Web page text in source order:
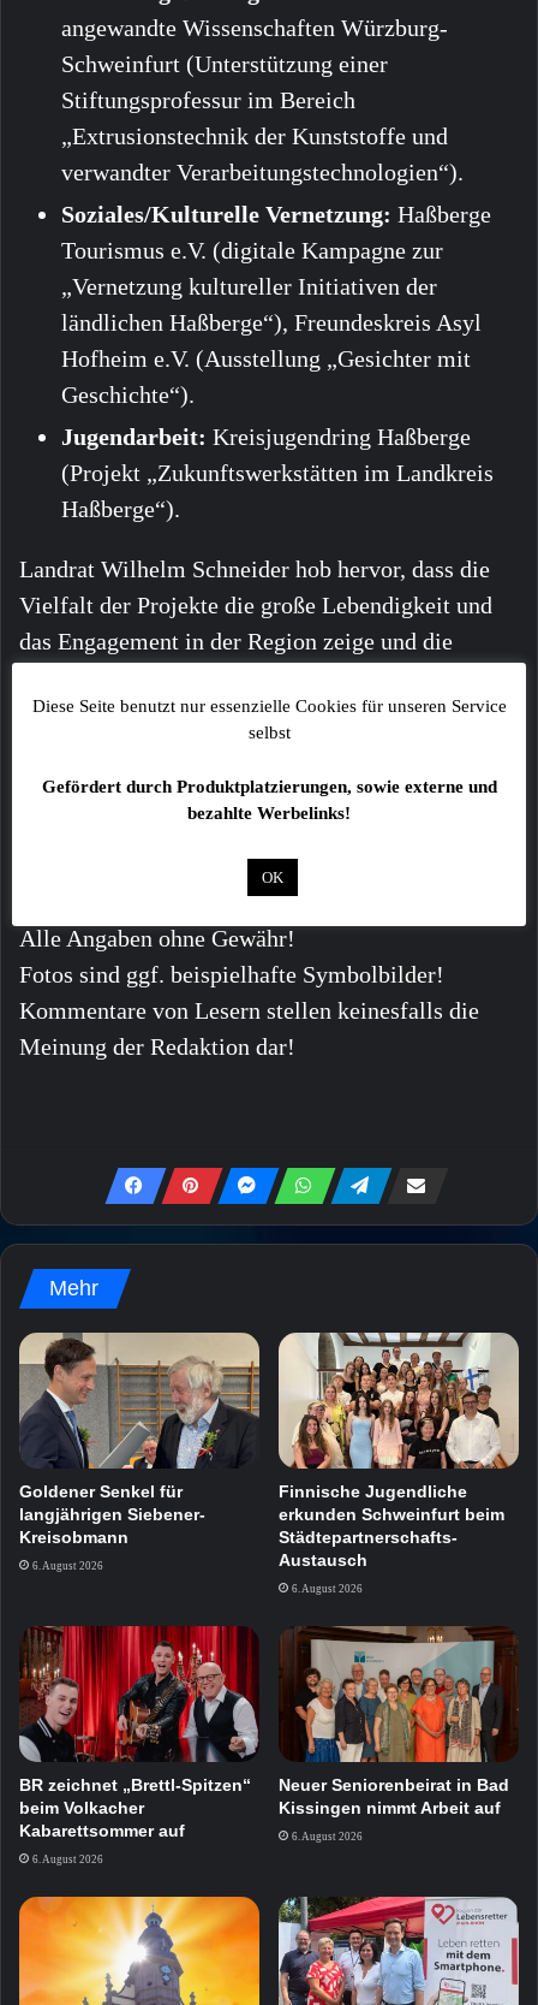
angewandte Wissenschaften Würzburg-
Schweinfurt (Unterstützung einer
Stiftungsprofessur im Bereich
„Extrusionstechnik der Kunststoffe und
verwandter Verarbeitungstechnologien“).
Soziales/Kulturelle Vernetzung: Haßberge
Tourismus e.V. (digitale Kampagne zur
„Vernetzung kultureller Initiativen der
ländlichen Haßberge“), Freundeskreis Asyl
Hofheim e.V. (Ausstellung „Gesichter mit
Geschichte“).
Jugendarbeit: Kreisjugendring Haßberge
(Projekt „Zukunftswerkstätten im Landkreis
Haßberge“).
Landrat Wilhelm Schneider hob hervor, dass die
Vielfalt der Projekte die große Lebendigkeit und
das Engagement in der Region zeige und die
Beitrag leiste.
Alle Angaben ohne Gewähr!
Fotos sind ggf. beispielhafte Symbolbilder!
Kommentare von Lesern stellen keinesfalls die
Meinung der Redaktion dar!
Mehr
Goldener Senkel für
langjährigen Siebener-
Kreisobmann
6. August 2026
Finnische Jugendliche
erkunden Schweinfurt beim
Städtepartnerschafts-
Austausch
6. August 2026
BR zeichnet „Brettl-Spitzen“
beim Volkacher
Kabarettsommer auf
6. August 2026
Neuer Seniorenbeirat in Bad
Kissingen nimmt Arbeit auf
6. August 2026
Diese Seite benutzt nur essenzielle Cookies für unseren Service
selbst
Gefördert durch Produktplatzierungen, sowie externe und
bezahlte Werbelinks!
OK